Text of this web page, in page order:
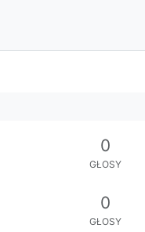
0
GŁOSY
0
GŁOSY